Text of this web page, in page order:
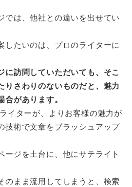
では、他社との違いを出せてい
したいのは、プロのライターに
に訪問していただいても、そこ
りさわりのないものだと、魅力
があります。
イターが、よりお客様の魅力が
技術で文章をブラッシュアップ
ージを土台に、他にサテライト
のまま流用してしまうと、検索